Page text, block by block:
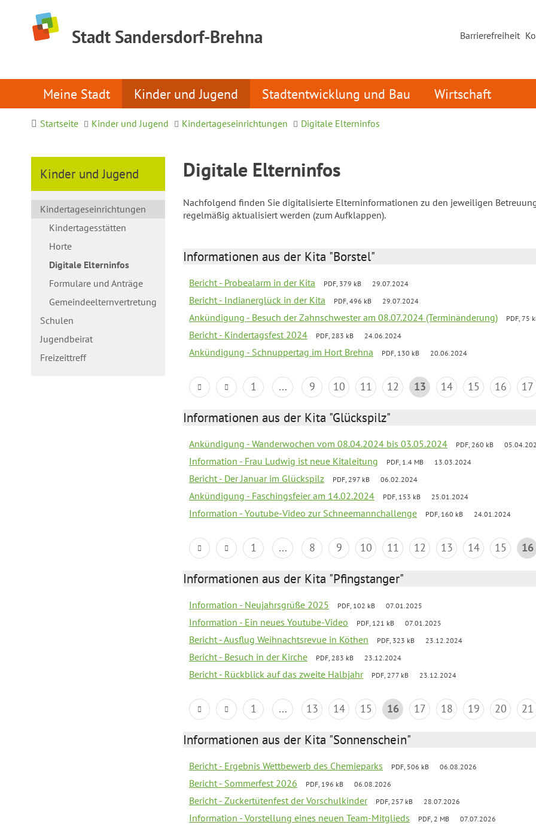
Stadt Sandersdorf-Brehna Barrierefreiheit
Meine Stadt Kinder und Jugend Stadtentwicklung und Bau Wirtschaft
Startseite Kinder und Jugend Kindertageseinrichtungen Digitale Elterninfos
Kinder und Jugend
Kindertageseinrichtungen
Kindertagesstätten
Horte
Digitale Elterninfos
Formulare und Anträge
Gemeindeelternvertretung
Schulen
Jugendbeirat
Freizeittreff
Digitale Elterninfos
Nachfolgend finden Sie digitalisierte Elterninformationen zu den jeweiligen
regelmäßig aktualisiert werden (zum Aufklappen).
Informationen aus der Kita "Borstel"
Bericht - Probealarm in der Kita PDF, 379 kB 29.07.2024
Bericht - Indianerglück in der Kita PDF, 496 kB 29.07.2024
Ankündigung - Besuch der Zahnschwester am 08.07.2024 (Terminänderung) PDF, 75
Bericht - Kindertagsfest 2024 PDF, 283 kB 24.06.2024
Ankündigung - Schnuppertag im Hort Brehna PDF, 130 kB 20.06.2024
1 ... 9 10 11 12 13 14 15 16 17
Informationen aus der Kita "Glückspilz"
Ankündigung - Wanderwochen vom 08.04.2024 bis 03.05.2024 PDF, 260 kB
Information - Frau Ludwig ist neue Kitaleitung PDF, 1.4 MB 13.03.2024
Bericht - Der Januar im Glückspilz PDF, 297 kB 06.02.2024
Ankündigung - Faschingsfeier am 14.02.2024 PDF, 153 kB 25.01.2024
Information - Youtube-Video zur Schneemannchallenge PDF, 160 kB 24.01.2024
1 ... 8 9 10 11 12 13 14 15 16
Informationen aus der Kita "Pfingstanger"
Information - Neujahrsgrüße 2025 PDF, 102 kB 07.01.2025
Information - Ein neues Youtube-Video PDF, 121 kB 07.01.2025
Bericht - Ausflug Weihnachtsrevue in Köthen PDF, 323 kB 23.12.2024
Bericht - Besuch in der Kirche PDF, 283 kB 23.12.2024
Bericht - Rückblick auf das zweite Halbjahr PDF, 277 kB 23.12.2024
1 ... 13 14 15 16 17 18 19 20 21
Informationen aus der Kita "Sonnenschein"
Bericht - Ergebnis Wettbewerb des Chemieparks PDF, 506 kB 06.08.2026
Bericht - Sommerfest 2026 PDF, 196 kB 06.08.2026
Bericht - Zuckertütenfest der Vorschulkinder PDF, 257 kB 28.07.2026
Information - Vorstellung eines neuen Team-Mitglieds PDF, 2 MB 07.07.2026